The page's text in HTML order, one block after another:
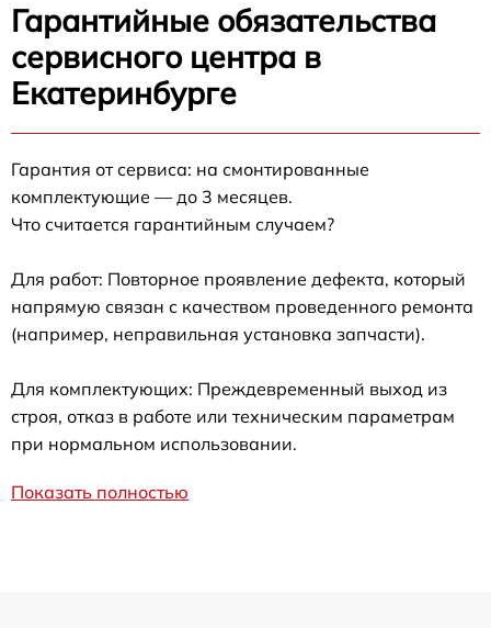
Гарантийные обязательства
сервисного центра в
Екатеринбурге
Гарантия от сервиса: на смонтированные
комплектующие — до 3 месяцев.
Что считается гарантийным случаем?
Для работ: Повторное проявление дефекта, который
напрямую связан с качеством проведенного ремонта
(например, неправильная установка запчасти).
Для комплектующих: Преждевременный выход из
строя, отказ в работе или техническим параметрам
при нормальном использовании.
Показать полностью